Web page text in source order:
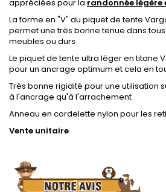
appréciées pour la randonnée légère
La forme en "V" du piquet de tente
permet une très bonne tenue dans
meubles ou durs
Le piquet de tente ultra léger en titane
pour un ancrage optimum et cela en
Très bonne rigidité pour une utilisation
à l'ancrage qu'à l'arrachement
Anneau en cordelette nylon pour les
Vente unitaire
.